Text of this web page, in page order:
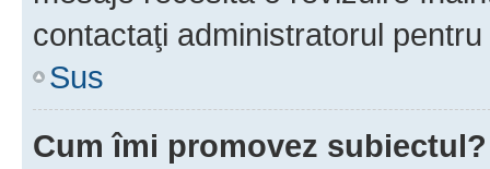
contactaţi administratorul
Sus
Cum îmi promovez subiectul?